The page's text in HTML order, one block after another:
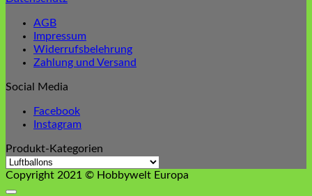
AGB
Impressum
Widerrufsbelehrung
Zahlung und Versand
Social Media
Facebook
Instagram
Produkt-Kategorien
Copyright 2021 © Hobbywelt Europa